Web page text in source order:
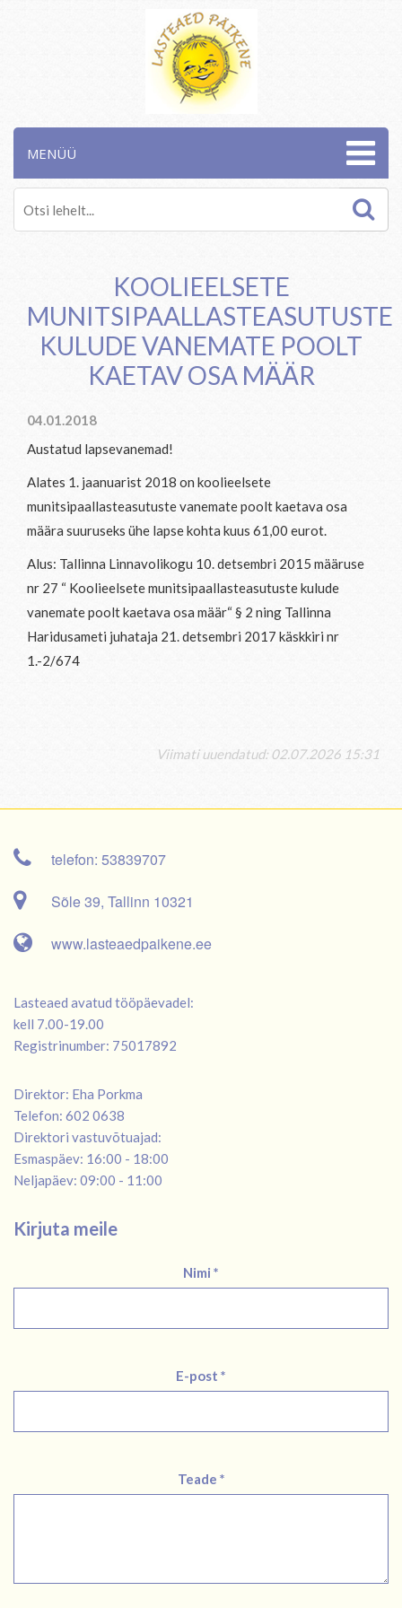
MENÜÜ
KOOLIEELSETE
MUNITSIPAALLASTEASUTUSTE
KULUDE VANEMATE POOLT
KAETAV OSA MÄÄR
04.01.2018
Austatud lapsevanemad!
Alates 1. jaanuarist 2018 on koolieelsete
munitsipaallasteasutuste vanemate poolt kaetava osa
määra suuruseks ühe lapse kohta kuus 61,00 eurot.
Alus: Tallinna Linnavolikogu 10. detsembri 2015 määruse
nr 27 “ Koolieelsete munitsipaallasteasutuste kulude
vanemate poolt kaetava osa määr“ § 2 ning Tallinna
Haridusameti juhataja 21. detsembri 2017 käskkiri nr
1.-2/674
Viimati uuendatud: 02.07.2026 15:31
telefon: 53839707
Sõle 39, Tallinn 10321
www.lasteaedpaikene.ee
Lasteaed avatud tööpäevadel:
kell 7.00-19.00
Registrinumber: 75017892
Direktor: Eha Porkma
Telefon: 602 0638
Direktori vastuvõtuajad:
Esmaspäev: 16:00 - 18:00
Neljapäev: 09:00 - 11:00
Kirjuta meile
Nimi *
E-post *
Teade *